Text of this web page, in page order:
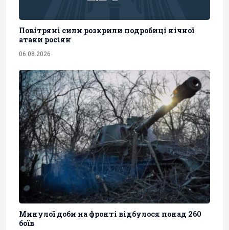
Повітряні сили розкрили подробиці нічної
атаки росіян
06.08.2026
Минулої доби на фронті відбулося понад 260
боїв